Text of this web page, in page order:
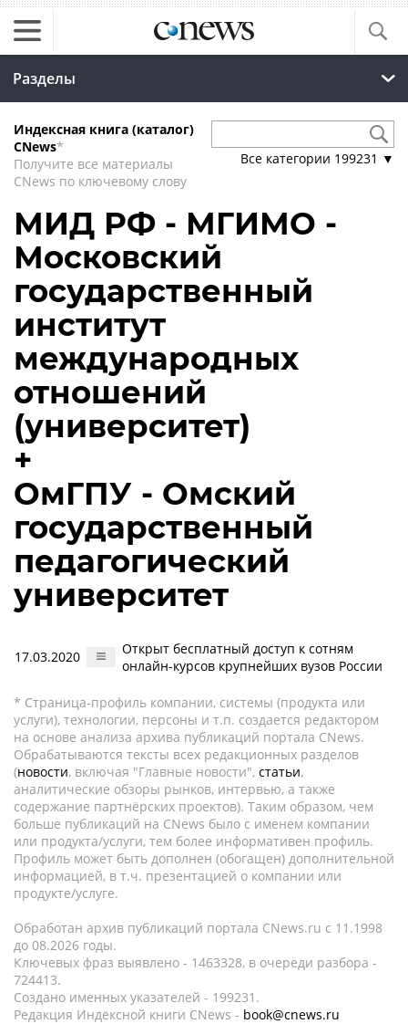
Разделы
Индексная книга (каталог)
CNews*
Получите все материалы
CNews по ключевому слову
Все категории 199231 ▼
МИД РФ - МГИМО -
Московский
государственный
институт
международных
отношений
(университет)
+
ОмГПУ - Омский
государственный
педагогический
университет
17.03.2020
Открыт бесплатный доступ к сотням
онлайн-курсов крупнейших вузов России
* Страница-профиль компании, системы (продукта или
услуги), технологии, персоны и т.п. создается редактором
на основе анализа архива публикаций портала CNews.
Обрабатываются тексты всех редакционных разделов
(новости, включая "Главные новости", статьи,
аналитические обзоры рынков, интервью, а также
содержание партнёрских проектов). Таким образом, чем
больше публикаций на CNews было с именем компании
или продукта/услуги, тем более информативен профиль.
Профиль может быть дополнен (обогащен) дополнительной
информацией, в т.ч. презентацией о компании или
продукте/услуге.
Обработан архив публикаций портала CNews.ru c 11.1998
до 08.2026 годы.
Ключевых фраз выявлено - 1463328, в очереди разбора -
724413.
Создано именных указателей - 199231.
Редакция Индексной книги CNews - book@cnews.ru